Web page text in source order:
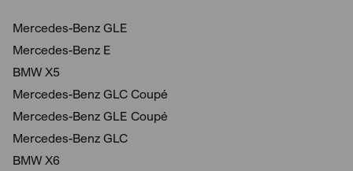
Mercedes-Benz GLE
Mercedes-Benz E
BMW X5
Mercedes-Benz GLC Coupé
Mercedes-Benz GLE Coupé
Mercedes-Benz GLC
BMW X6